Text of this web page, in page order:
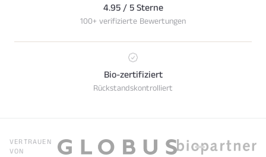
4.95 / 5 Sterne
100+ verifizierte Bewertungen
Bio-zertifiziert
Rückstandskontrolliert
VERTRAUEN
VON